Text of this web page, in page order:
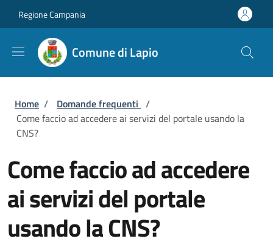
Regione Campania
Comune di Lapio
Briciole di pane
Home / Domande frequenti /
Come faccio ad accedere ai servizi del portale usando la
CNS?
Come faccio ad accedere
ai servizi del portale
usando la CNS?